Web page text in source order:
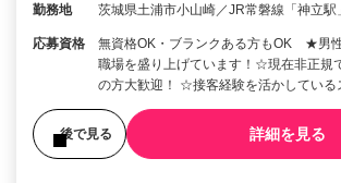
勤務地 茨城県土浦市小山崎／JR常磐線「神立
応募資格
無資格OK・ブランクある方もOK ★男
職場を盛り上げています！☆現在非正規
の方大歓迎！ ☆接客経験を活かしている
後で見る 詳細を見る